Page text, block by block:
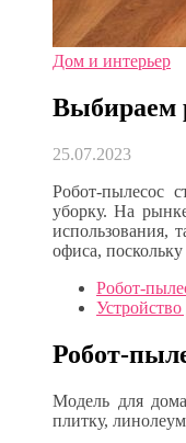
Дом и интерьер
Выбираем
25.07.2023
Робот-пылесос
уборку. На
использования,
офиса,
Робот-
Робот-
Модель для
плитку,